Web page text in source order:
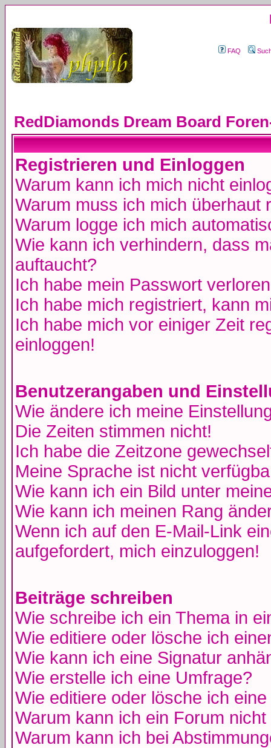
FAQ
RedDiamonds Dream Board
Registrieren und Einloggen
Warum kann ich mich nicht
Warum muss ich mich überhaut
Warum logge ich mich
Wie kann ich verhindern, dass
auftaucht?
Ich habe mein Passwort
Ich habe mich registriert, kann
Ich habe mich vor einiger Zeit
einloggen!
Benutzerangaben und
Wie ändere ich meine
Die Zeiten stimmen nicht!
Ich habe die Zeitzone
Meine Sprache ist nicht
Wie kann ich ein Bild unter
Wie kann ich meinen Rang
Wenn ich auf den E-Mail-Link
aufgefordert, mich einzuloggen!
Beiträge schreiben
Wie schreibe ich ein Thema in
Wie editiere oder lösche ich
Wie kann ich eine Signatur
Wie erstelle ich eine Umfrage?
Wie editiere oder lösche ich
Warum kann ich ein Forum
Warum kann ich bei